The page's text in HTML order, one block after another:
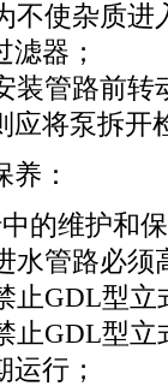
使杂质进
滤器；
管路前转
应将泵拆开
养：
的维护和
管路必须
GDL型立
GDL型立
运行；